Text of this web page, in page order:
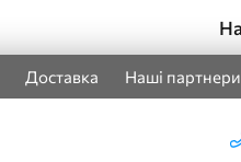
Доставка Наші партнери